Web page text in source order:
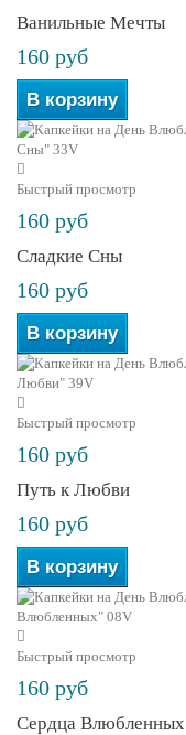
Ванильные Мечты
160 руб
В корзину
Быстрый просмотр
160 руб
Сладкие Сны
160 руб
В корзину
Быстрый просмотр
160 руб
Путь к Любви
160 руб
В корзину
Быстрый просмотр
160 руб
Сердца Влюбленных